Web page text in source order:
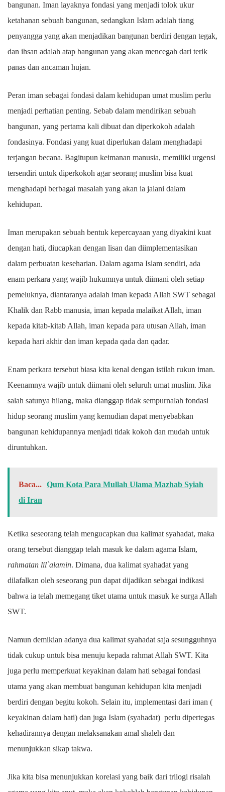
bangunan. Iman layaknya fondasi yang menjadi tolok ukur
ketahanan sebuah bangunan, sedangkan Islam adalah tiang
penyangga yang akan menjadikan bangunan berdiri dengan tegak,
dan ihsan adalah atap bangunan yang akan mencegah dari terik
panas dan ancaman hujan.
Peran iman sebagai fondasi dalam kehidupan umat muslim perlu
menjadi perhatian penting. Sebab dalam mendirikan sebuah
bangunan, yang pertama kali dibuat dan diperkokoh adalah
fondasinya. Fondasi yang kuat diperlukan dalam menghadapi
terjangan becana. Bagitupun keimanan manusia, memiliki urgensi
tersendiri untuk diperkokoh agar seorang muslim bisa kuat
menghadapi berbagai masalah yang akan ia jalani dalam
kehidupan.
Iman merupakan sebuah bentuk kepercayaan yang diyakini kuat
dengan hati, diucapkan dengan lisan dan diimplementasikan
dalam perbuatan keseharian. Dalam agama Islam sendiri, ada
enam perkara yang wajib hukumnya untuk diimani oleh setiap
pemeluknya, diantaranya adalah iman kepada Allah SWT sebagai
Khalik dan Rabb manusia, iman kepada malaikat Allah, iman
kepada kitab-kitab Allah, iman kepada para utusan Allah, iman
kepada hari akhir dan iman kepada qada dan qadar.
Enam perkara tersebut biasa kita kenal dengan istilah rukun iman.
Keenamnya wajib untuk diimani oleh seluruh umat muslim. Jika
salah satunya hilang, maka dianggap tidak sempurnalah fondasi
hidup seorang muslim yang kemudian dapat menyebabkan
bangunan kehidupannya menjadi tidak kokoh dan mudah untuk
diruntuhkan.
Baca... Qum Kota Para Mullah Ulama Mazhab Syiah
di Iran
Ketika seseorang telah mengucapkan dua kalimat syahadat, maka
orang tersebut dianggap telah masuk ke dalam agama Islam,
rahmatan lil`alamin. Dimana, dua kalimat syahadat yang
dilafalkan oleh seseorang pun dapat dijadikan sebagai indikasi
bahwa ia telah memegang tiket utama untuk masuk ke surga Allah
SWT.
Namun demikian adanya dua kalimat syahadat saja sesungguhnya
tidak cukup untuk bisa menuju kepada rahmat Allah SWT. Kita
juga perlu memperkuat keyakinan dalam hati sebagai fondasi
utama yang akan membuat bangunan kehidupan kita menjadi
berdiri dengan begitu kokoh. Selain itu, implementasi dari iman (
keyakinan dalam hati) dan juga Islam (syahadat) perlu dipertegas
kehadirannya dengan melaksanakan amal shaleh dan
menunjukkan sikap takwa.
Jika kita bisa menunjukkan korelasi yang baik dari trilogi risalah